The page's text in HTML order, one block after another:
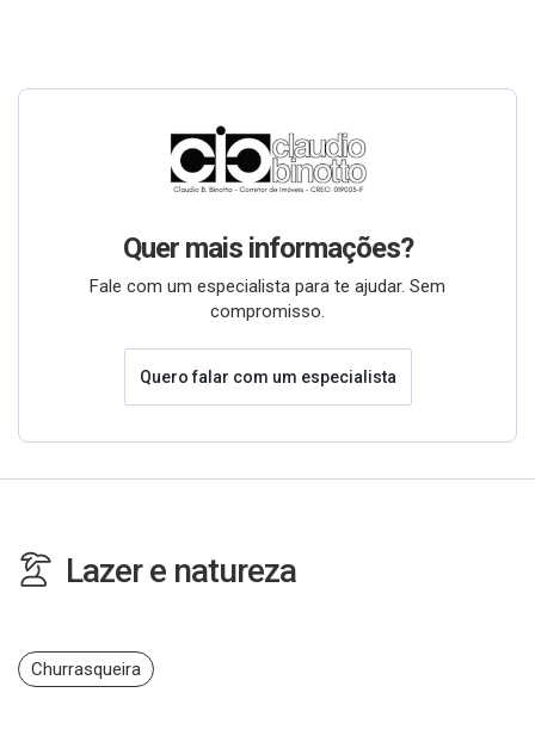
Quer mais informações?
Fale com um especialista para te ajudar. Sem
compromisso.
Quero falar com um especialista
Lazer e natureza
Churrasqueira